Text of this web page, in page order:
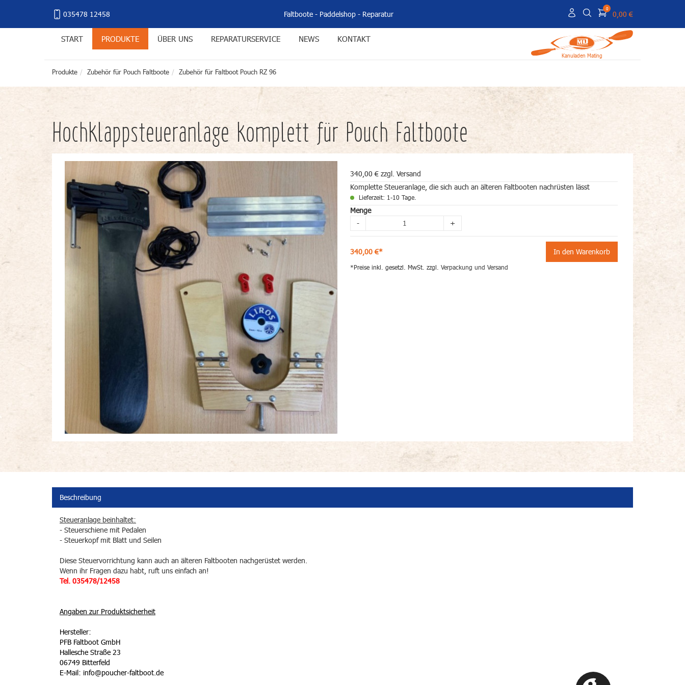
035478 12458 Faltboote- Paddelshop- Reparatur
0
0,00 €
START PRODUKTE ÜBER UNS REPARATURSERVICE NEWS KONTAKT
Kanuladen Mating
Produkte Zubehör für Pouch Faltboote Zubehör für Faltboot Pouch RZ 96
Hochklappsteueranlage komplett für Pouch Faltboote
340,00 € zzgl. Versand
Komplette Steueranlage, die sich auch an älteren Faltbooten nachrüsten lässt
Lieferzeit: 1-10 Tage.
Menge
-
+
340,00 €* In den Warenkorb
*Preise inkl. gesetzl. MwSt. zzgl. Verpackung und Versand
Beschreibung
Steueranlage beinhaltet:
- Steuerschiene mit Pedalen
- Steuerkopf mit Blatt und Seilen
Diese Steuervorrichtung kann auch an älteren Faltbooten nachgerüstet werden.
Wenn ihr Fragen dazu habt, ruft uns einfach an!
Tel. 035478/12458
Angaben zur Produktsicherheit
Hersteller:
PFB Faltboot GmbH
Hallesche Straße 23
06749 Bitterfeld
E-Mail: info@poucher-faltboot.de